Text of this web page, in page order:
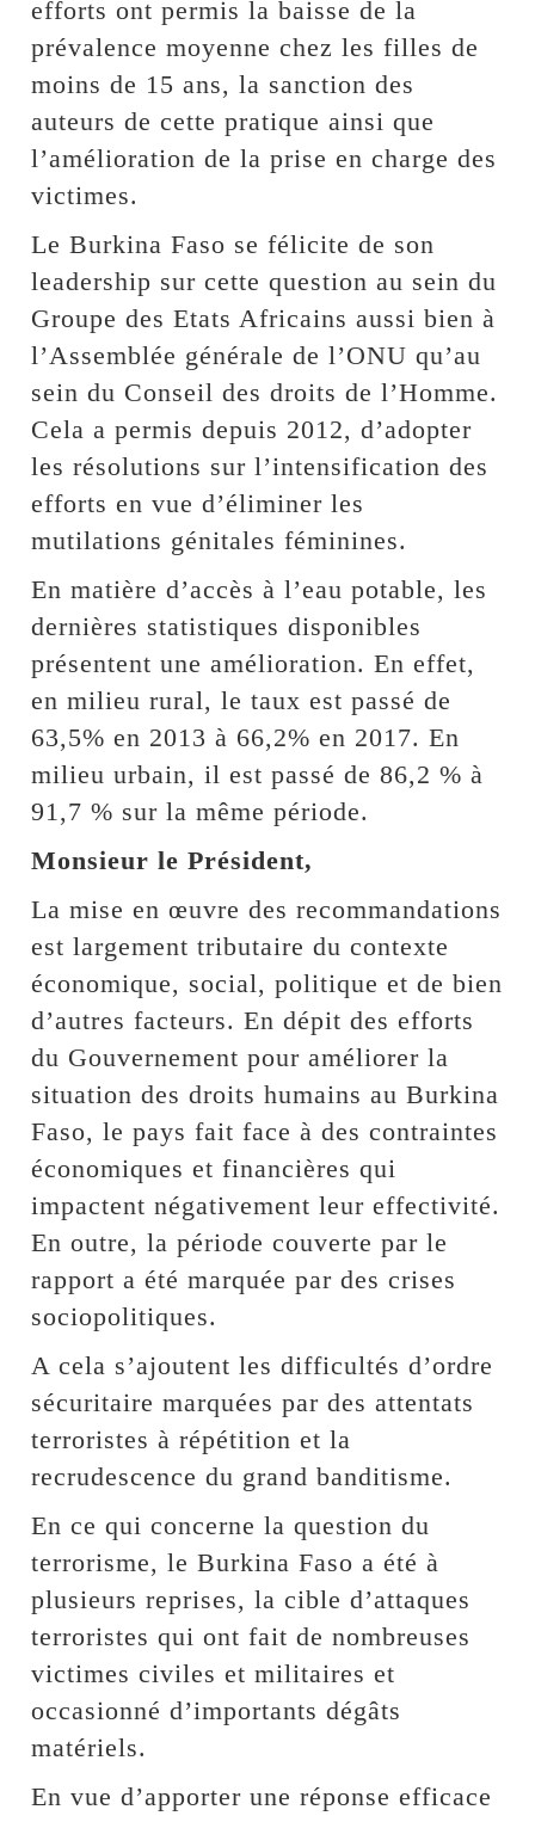
efforts ont permis la baisse de la
prévalence moyenne chez les filles de
moins de 15 ans, la sanction des
auteurs de cette pratique ainsi que
l’amélioration de la prise en charge des
victimes.
Le Burkina Faso se félicite de son
leadership sur cette question au sein du
Groupe des Etats Africains aussi bien à
l’Assemblée générale de l’ONU qu’au
sein du Conseil des droits de l’Homme.
Cela a permis depuis 2012, d’adopter
les résolutions sur l’intensification des
efforts en vue d’éliminer les
mutilations génitales féminines.
En matière d’accès à l’eau potable, les
dernières statistiques disponibles
présentent une amélioration. En effet,
en milieu rural, le taux est passé de
63,5% en 2013 à 66,2% en 2017. En
milieu urbain, il est passé de 86,2 % à
91,7 % sur la même période.
Monsieur le Président,
La mise en œuvre des recommandations
est largement tributaire du contexte
économique, social, politique et de bien
d’autres facteurs. En dépit des efforts
du Gouvernement pour améliorer la
situation des droits humains au Burkina
Faso, le pays fait face à des contraintes
économiques et financières qui
impactent négativement leur effectivité.
En outre, la période couverte par le
rapport a été marquée par des crises
sociopolitiques.
A cela s’ajoutent les difficultés d’ordre
sécuritaire marquées par des attentats
terroristes à répétition et la
recrudescence du grand banditisme.
En ce qui concerne la question du
terrorisme, le Burkina Faso a été à
plusieurs reprises, la cible d’attaques
terroristes qui ont fait de nombreuses
victimes civiles et militaires et
occasionné d’importants dégâts
matériels.
En vue d’apporter une réponse efficace